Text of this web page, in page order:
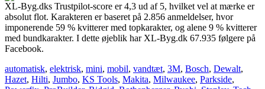
XL-Byg.dks Trustpilot-score er 4,3 ud af 5, hvilket vel at mærke er
absolut flot. Karakteren er baseret på 2.856 anmeldelser, hvor
imponerende 59 % kvitterer med topkarakter, og alene 9 % kvitterer
med bundkarakter. I dette øjeblik har XL-Byg.dk 67.935 følgere på
Facebook.
automatisk, elektrisk, mini, mobil, vandtæt, 3M, Bosch, Dewalt,
Hazet, Hilti, Jumbo, KS Tools, Makita, Milwaukee, Parkside,